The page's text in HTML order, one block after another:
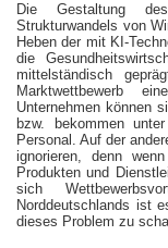
Die Gestaltung
Strukturwandels von
Heben der mit KI-
die
mittelständisch
Marktwettbewerb
Unternehmen können
bzw. bekommen
Personal. Auf der
ignorieren, denn
Produkten und
sich
Norddeutschlands ist
dieses Problem zu